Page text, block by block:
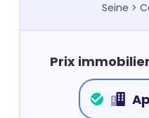
Seine >
Prix